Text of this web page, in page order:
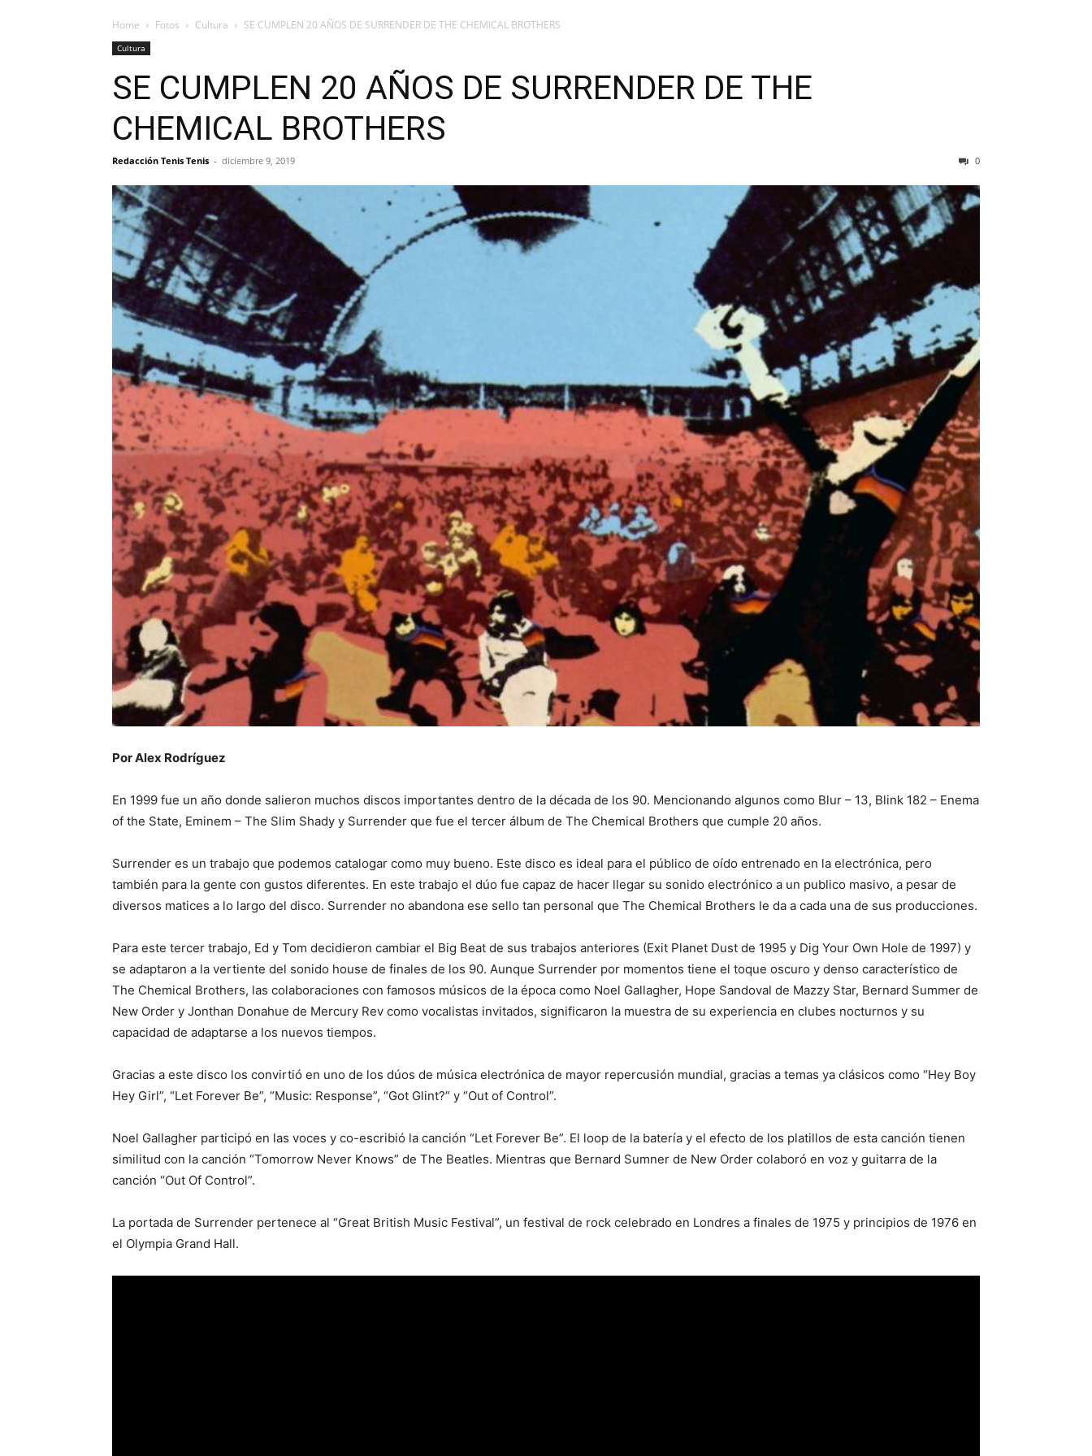
Home Fotos Cultura SE CUMPLEN 20 AÑOS DE SURRENDER DE THE CHEMICAL BROTHERS
Cultura
SE CUMPLEN 20 AÑOS DE SURRENDER DE THE
CHEMICAL BROTHERS
Redacción Tenis Tenis - diciembre 9, 2019 0
Por Alex Rodríguez
En 1999 fue un año donde salieron muchos discos importantes dentro de la década de los 90. Mencionando algunos como Blur – 13, Blink 182 – Enema
of the State, Eminem – The Slim Shady y Surrender que fue el tercer álbum de The Chemical Brothers que cumple 20 años.
Surrender es un trabajo que podemos catalogar como muy bueno. Este disco es ideal para el público de oído entrenado en la electrónica, pero
también para la gente con gustos diferentes. En este trabajo el dúo fue capaz de hacer llegar su sonido electrónico a un publico masivo, a pesar de
diversos matices a lo largo del disco. Surrender no abandona ese sello tan personal que The Chemical Brothers le da a cada una de sus producciones.
Para este tercer trabajo, Ed y Tom decidieron cambiar el Big Beat de sus trabajos anteriores (Exit Planet Dust de 1995 y Dig Your Own Hole de 1997) y
se adaptaron a la vertiente del sonido house de finales de los 90. Aunque Surrender por momentos tiene el toque oscuro y denso característico de
The Chemical Brothers, las colaboraciones con famosos músicos de la época como Noel Gallagher, Hope Sandoval de Mazzy Star, Bernard Summer de
New Order y Jonthan Donahue de Mercury Rev como vocalistas invitados, significaron la muestra de su experiencia en clubes nocturnos y su
capacidad de adaptarse a los nuevos tiempos.
Gracias a este disco los convirtió en uno de los dúos de música electrónica de mayor repercusión mundial, gracias a temas ya clásicos como “Hey Boy
Hey Girl”, “Let Forever Be”, “Music: Response”, “Got Glint?” y “Out of Control”.
Noel Gallagher participó en las voces y co-escribió la canción “Let Forever Be”. El loop de la batería y el efecto de los platillos de esta canción tienen
similitud con la canción “Tomorrow Never Knows” de The Beatles. Mientras que Bernard Sumner de New Order colaboró en voz y guitarra de la
canción “Out Of Control”.
La portada de Surrender pertenece al “Great British Music Festival”, un festival de rock celebrado en Londres a finales de 1975 y principios de 1976 en
el Olympia Grand Hall.